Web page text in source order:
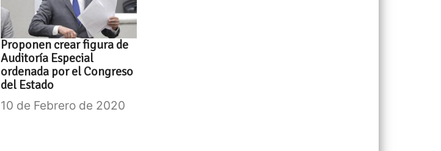
Proponen crear figura de
Auditoría Especial
ordenada por el Congreso
del Estado
10 de Febrero de 2020